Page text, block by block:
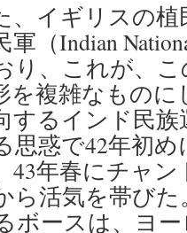
イギリスの
（Indian
り、これが、
を複雑なもの
するインド民
思惑で42年初
43年春にチャ
ら活気を帯び
ボースは、ヨ